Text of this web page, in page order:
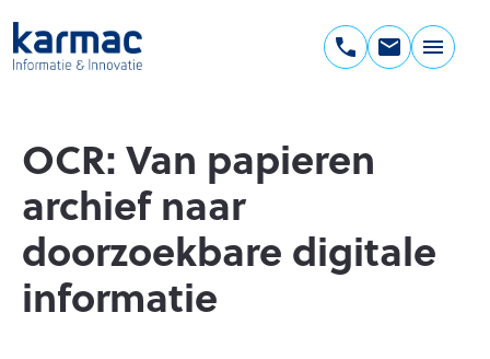
naar
de
Innovatie
OCR: Van papieren
archief naar
doorzoekbare digitale
informatie